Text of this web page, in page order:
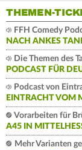
THEMEN-
FFH Comedy
NACH ANKES
Die Themen des
PODCAST FÜR
Podcast von
EINTRACHT VOM
Vorarbeiten für
A45 IN
Mehr Varianten